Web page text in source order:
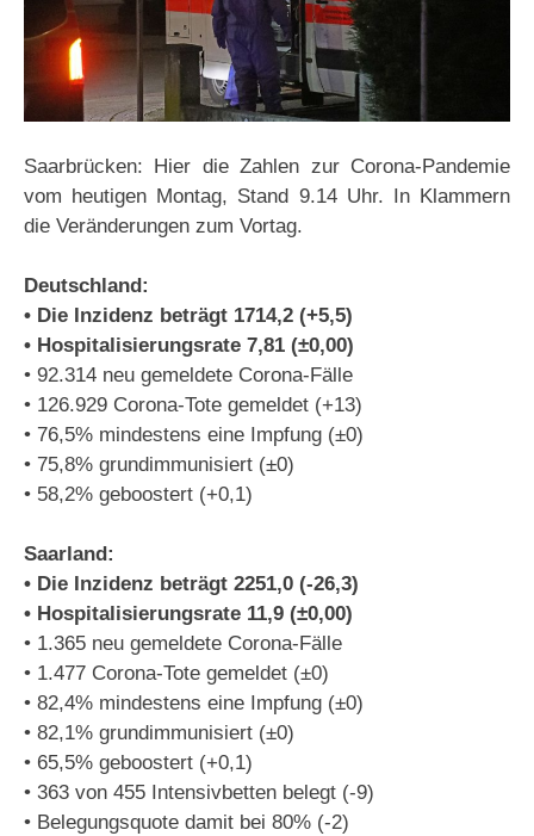
Saarbrücken: Hier die Zahlen zur Corona-Pandemie
vom heutigen Montag, Stand 9.14 Uhr. In Klammern
die Veränderungen zum Vortag.
Deutschland:
• Die Inzidenz beträgt 1714,2 (+5,5)
• Hospitalisierungsrate 7,81 (±0,00)
• 92.314 neu gemeldete Corona-Fälle
• 126.929 Corona-Tote gemeldet (+13)
• 76,5% mindestens eine Impfung (±0)
• 75,8% grundimmunisiert (±0)
• 58,2% geboostert (+0,1)
Saarland:
• Die Inzidenz beträgt 2251,0 (-26,3)
• Hospitalisierungsrate 11,9 (±0,00)
• 1.365 neu gemeldete Corona-Fälle
• 1.477 Corona-Tote gemeldet (±0)
• 82,4% mindestens eine Impfung (±0)
• 82,1% grundimmunisiert (±0)
• 65,5% geboostert (+0,1)
• 363 von 455 Intensivbetten belegt (-9)
• Belegungsquote damit bei 80% (-2)